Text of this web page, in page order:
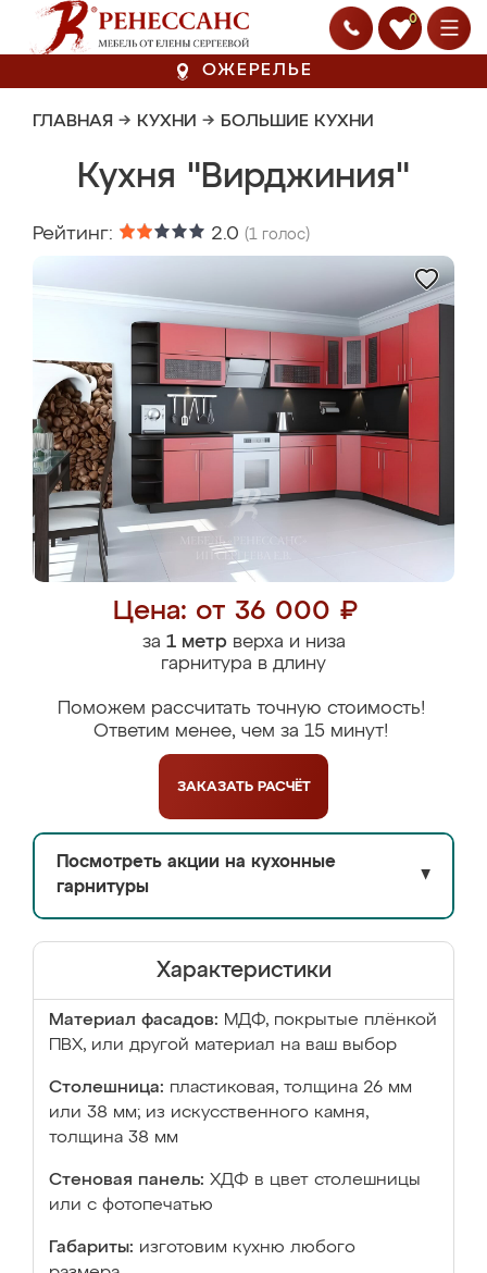
0
ОЖЕРЕЛЬЕ
ГЛАВНАЯ → КУХНИ → БОЛЬШИЕ КУХНИ
Кухня "Вирджиния"
Рейтинг: 2.0 (1 голос)
Цена: от 36 000 ₽
за 1 метрверха и низа
гарнитура в длину
Поможем рассчитать точную стоимость!
Ответим менее, чем за 15 минут!
ЗАКАЗАТЬ РАСЧЁТ
Посмотреть акции на кухонные
гарнитуры
▼
Характеристики
Материал фасадов: МДФ, покрытые плёнкой
ПВХ, или другой материал на ваш выбор
Столешница: пластиковая, толщина 26 мм
или 38 мм; из искусственного камня,
толщина 38 мм
Стеновая панель: ХДФ в цвет столешницы
или с фотопечатью
Габариты: изготовим кухню любого